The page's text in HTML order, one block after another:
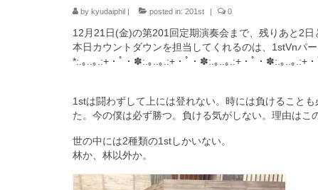
by kyudaiphil | posted in: 201st | 0
12月21日(金)の第201回定期演奏会まで、残りあと2日
本日カウントダウンを担当してくれるのは、1stVnパ
*:.｡..｡.:+・ﾟ・✽:.｡..｡.:+・ﾟ・✽:.｡..｡.:+・ﾟ・✽:.｡..｡.:+・
‪1stは闘わずして上には登れない。時には負けること
た。今の僕は必ず勝つ。負ける気がしない。理由はこ
‪世の中には2種類の1stしかいない。‬
‪林か、林以外か。‬